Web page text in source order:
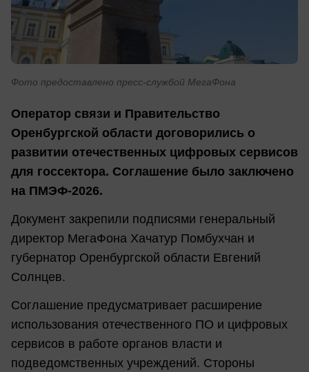
Фото предоставлено пресс-службой МегаФона
Оператор связи и Правительство
Оренбургской области договорились о
развитии отечественных цифровых сервисов
для госсектора. Соглашение было заключено
на ПМЭФ-2026.
Документ закрепили подписями генеральный
директор МегаФона Хачатур Помбухчан и
губернатор Оренбургской области Евгений
Солнцев.
Соглашение предусматривает расширение
использования отечественного ПО и цифровых
сервисов в работе органов власти и
подведомственных учреждений. Стороны